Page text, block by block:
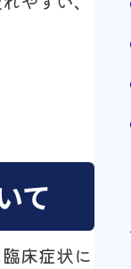
て
床症状に